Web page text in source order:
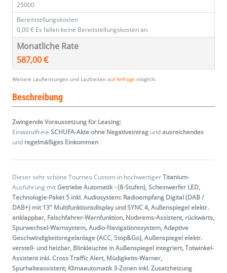
25000
Bereitstellungskosten
0,00 € Es fallen keine Bereitstellungskosten an.
Monatliche Rate
587,00 €
Weitere Laufleistungen und Laufzeiten auf Anfrage möglich.
Beschreibung
Zwingende Voraussetzung für Leasing:
Einwandfreie SCHUFA-Akte ohne Negativeintrag undausreichendes
und regelmäßiges Einkommen
Dieser sehr schöne Tourneo Custom in hochwertigerTitanium-
Ausführung mitGetriebe Automatik - (8-Stufen), Scheinwerfer LED,
Technologie-Paket 5 inkl. Audiosystem: Radioempfang Digital (DAB /
DAB+) mit 13" Multifunktionsdisplay und SYNC 4, Außenspiegel elektr.
anklappbar, Falschfahrer-Warnfunktion, Notbrems-Assistent, rückwärts,
Spurwechsel-Warnsystem, Audio-Navigationssystem, Adaptive
Geschwindigkeitsregelanlage (ACC, Stop&Go), Außenspiegel elektr.
verstell- und heizbar, Blinkleuchte in Außenspiegel integriert, Totwinkel-
Assistent inkl. Cross Traffic Alert, Müdigkeits-Warner,
Spurhalteassistent; Klimaautomatik 3-Zonen inkl. Zusatzheizung